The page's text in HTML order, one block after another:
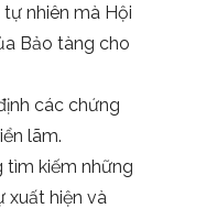
nhiên mà Hội
Bảo tàng cho
các chứng
lãm.
tìm kiếm những
xuất hiện và